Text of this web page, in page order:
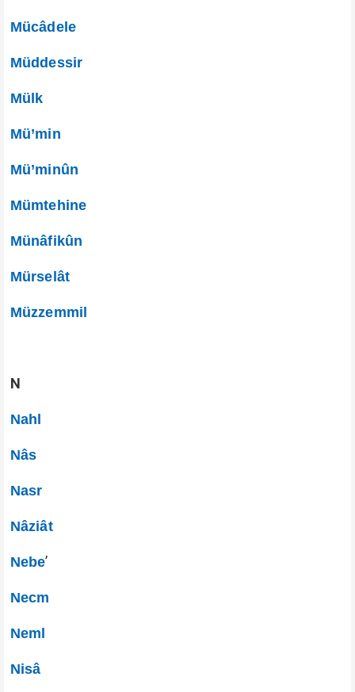
Mücâdele
Müddessir
Mülk
Mü’min
Mü’minûn
Mümtehine
Münâfikûn
Mürselât
Müzzemmil
N
Nahl
Nâs
Nasr
Nâziât
Nebe’
Necm
Neml
Nisâ